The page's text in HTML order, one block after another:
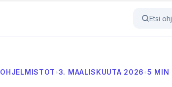
Etsi
OHJELMISTOT•3. MAALISKUUTA 2026•5 MIN